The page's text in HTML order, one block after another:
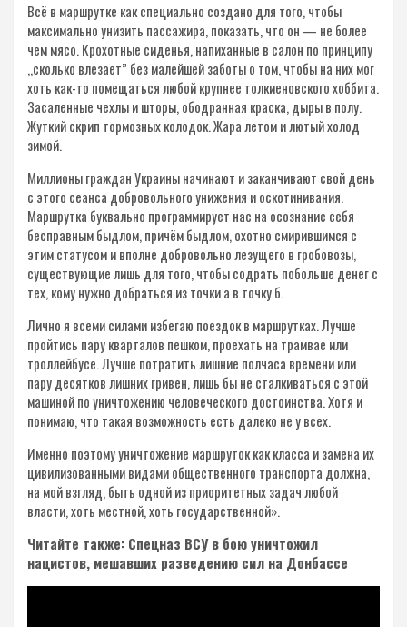
Всё в маршрутке как специально создано для того, чтобы
максимально унизить пассажира, показать, что он — не более
чем мясо. Крохотные сиденья, напиханные в салон по принципу
„сколько влезает” без малейшей заботы о том, чтобы на них мог
хоть как-то помещаться любой крупнее толкиеновского хоббита.
Засаленные чехлы и шторы, ободранная краска, дыры в полу.
Жуткий скрип тормозных колодок. Жара летом и лютый холод
зимой.
Миллионы граждан Украины начинают и заканчивают свой день
с этого сеанса добровольного унижения и оскотинивания.
Маршрутка буквально программирует нас на осознание себя
бесправным быдлом, причём быдлом, охотно смирившимся с
этим статусом и вполне добровольно лезущего в гробовозы,
существующие лишь для того, чтобы содрать побольше денег с
тех, кому нужно добраться из точки а в точку б.
Лично я всеми силами избегаю поездок в маршрутках. Лучше
пройтись пару кварталов пешком, проехать на трамвае или
троллейбусе. Лучше потратить лишние полчаса времени или
пару десятков лишних гривен, лишь бы не сталкиваться с этой
машиной по уничтожению человеческого достоинства. Хотя и
понимаю, что такая возможность есть далеко не у всех.
Именно поэтому уничтожение маршруток как класса и замена их
цивилизованными видами общественного транспорта должна,
на мой взгляд, быть одной из приоритетных задач любой
власти, хоть местной, хоть государственной».
Читайте также: Спецназ ВСУ в бою уничтожил
нацистов, мешавших разведению сил на Донбассе